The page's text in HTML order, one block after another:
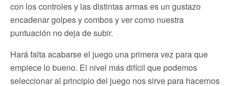
con los controles y las distintas armas es un gustazo
encadenar golpes y combos y ver como nuestra
puntuación no deja de subir.
Hará falta acabarse el juego una primera vez para que
empiece lo bueno. El nivel más difícil que podemos
seleccionar al principio del juego nos sirve para hacernos